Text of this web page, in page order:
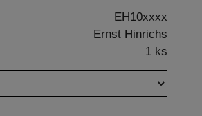
EH10xxxx
Ernst Hinrichs
1 ks